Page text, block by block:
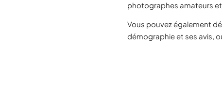
photographes amateurs
Vous pouvez également
démographie et ses avis,